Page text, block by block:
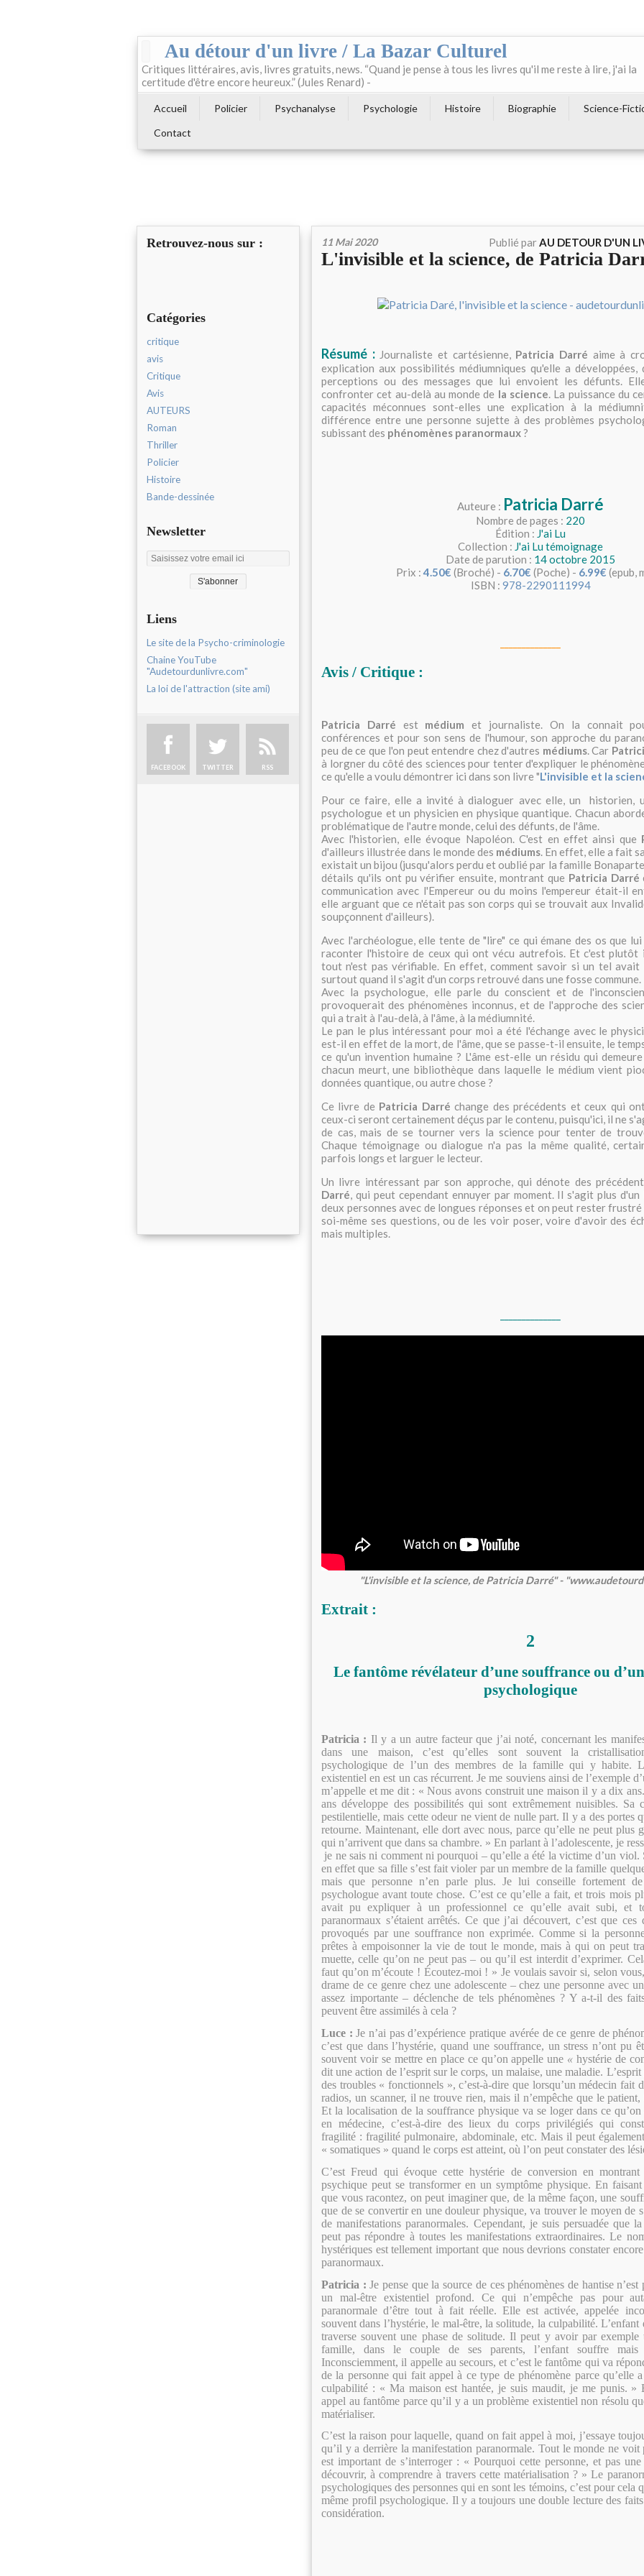
Au détour d'un livre / La Bazar Culturel
Critiques littéraires, avis, livres gratuits, news. “Quand je pense à tous les livres qu'il me reste à lire, j'ai la
certitude d'être encore heureux.” (Jules Renard) -
Accueil Policier Psychanalyse Psychologie Histoire Biographie Science-
Contact
Retrouvez-nous sur :
Catégories
critique
avis
Critique
Avis
AUTEURS
Roman
Thriller
Policier
Histoire
Bande-dessinée
Newsletter
Liens
Le site de la Psycho-criminologie
Chaine YouTube
"Audetourdunlivre.com"
La loi de l'attraction (site ami)
FACEBOOK TWITTER RSS
11 Mai 2020 Publié parAU DETOUR D'UN
L'invisible et la science, de Patricia
Résumé :Journaliste et cartésienne, Patricia Darré aime à
explication aux possibilités médiumniques qu'elle a développées,
perceptions ou des messages que lui envoient les défunts.
confronter cet au-delà au monde de la science. La puissance du
capacités méconnues sont-elles une explication à la
différence entre une personne sujette à des problèmes
subissant des phénomènes paranormaux ?
Auteure : Patricia Darré
Nombre de pages : 220
Édition : J'ai Lu
Collection : J'ai Lu témoignage
Date de parution : 14 octobre 2015
Prix :4.50€ (Broché) - 6.70€ (Poche) - 6.99€ (epub,
ISBN : 978-2290111994
Avis / Critique :
Patricia Darré est médium et journaliste. On la connait
conférences et pour son sens de l'humour, son approche du
peu de ce que l'on peut entendre chez d'autres médiums. Car
à lorgner du côté des sciences pour tenter d'expliquer le
ce qu'elle a voulu démontrer ici dans son livre "L'invisible et la
Pour ce faire, elle a invité à dialoguer avec elle, un historien,
psychologue et un physicien en physique quantique. Chacun
problématique de l'autre monde, celui des défunts, de l'âme.
Avec l'historien, elle évoque Napoléon. C'est en effet ainsi que
d'ailleurs illustrée dans le monde des médiums. En effet, elle a fait
existait un bijou (jusqu'alors perdu et oublié par la famille
détails qu'ils ont pu vérifier ensuite, montrant que Patricia Darré
communication avec l'Empereur ou du moins l'empereur était-il
elle arguant que ce n'était pas son corps qui se trouvait aux
soupçonnent d'ailleurs).
Avec l'archéologue, elle tente de "lire" ce qui émane des os que
raconter l'histoire de ceux qui ont vécu autrefois. Et c'est plutôt
tout n'est pas vérifiable. En effet, comment savoir si un tel
surtout quand il s'agit d'un corps retrouvé dans une fosse commune.
Avec la psychologue, elle parle du conscient et de
provoquerait des phénomènes inconnus, et de l'approche des
qui a trait à l'au-delà, à l'âme, à la médiumnité.
Le pan le plus intéressant pour moi a été l'échange avec le
est-il en effet de la mort, de l'âme, que se passe-t-il ensuite, le
ce qu'un invention humaine ? L'âme est-elle un résidu qui
chacun meurt, une bibliothèque dans laquelle le médium vient
données quantique, ou autre chose ?
Ce livre de Patricia Darré change des précédents et ceux qui
ceux-ci seront certainement déçus par le contenu, puisqu'ici, il ne
de cas, mais de se tourner vers la science pour tenter de
Chaque témoignage ou dialogue n'a pas la même qualité,
parfois longs et larguer le lecteur.
Un livre intéressant par son approche, qui dénote des
Darré, qui peut cependant ennuyer par moment. Il s'agit plus
deux personnes avec de longues réponses et on peut rester
soi-même ses questions, ou de les voir poser, voire d'avoir des
mais multiples.
"L'invisible et la science, de Patricia Darré" -
Extrait :
2
Le fantôme révélateur d’une souffrance ou
psychologique
Patricia : Il y a un autre facteur que j’ai noté, concernant les
dans une maison, c’est qu’elles sont souvent la
psychologique de l’un des membres de la famille qui y habite.
existentiel en est un cas récurrent. Je me souviens ainsi de l’exemple
m’appelle et me dit : « Nous avons construit une maison il y a dix
ans développe des possibilités qui sont extrêmement nuisibles. Sa
pestilentielle, mais cette odeur ne vient de nulle part. Il y a des portes
retourne. Maintenant, elle dort avec nous, parce qu’elle ne peut plus
qui n’arrivent que dans sa chambre. » En parlant à l’adolescente, je
je ne sais ni comment ni pourquoi – qu’elle a été la victime d’un viol.
en effet que sa fille s’est fait violer par un membre de la famille
mais que personne n’en parle plus. Je lui conseille fortement
psychologue avant toute chose. C’est ce qu’elle a fait, et trois mois
avait pu expliquer à un professionnel ce qu’elle avait subi, et
paranormaux s’étaient arrêtés. Ce que j’ai découvert, c’est que ces
provoqués par une souffrance non exprimée. Comme si la
prêtes à empoisonner la vie de tout le monde, mais à qui on peut
muette, celle qu’on ne peut pas – ou qu’il est interdit d’exprimer.
faut qu’on m’écoute ! Écoutez-moi ! » Je voulais savoir si, selon
drame de ce genre chez une adolescente – chez une personne avec
assez importante – déclenche de tels phénomènes ? Y a-t-il des
peuvent être assimilés à cela ?
Luce : Je n’ai pas d’expérience pratique avérée de ce genre de
c’est que dans l’hystérie, quand une souffrance, un stress n’ont pu
souvent voir se mettre en place ce qu’on appelle une «hystérie de
dit une action de l’esprit sur le corps, un malaise, une maladie.
des troubles « fonctionnels », c’est-à-dire que lorsqu’un médecin fait
radios, un scanner, il ne trouve rien, mais il n’empêche que le
Et la localisation de la souffrance physique va se loger dans ce
en médecine, c’est-à-dire des lieux du corps privilégiés qui
fragilité : fragilité pulmonaire, abdominale, etc. Mais il peut
« somatiques » quand le corps est atteint, où l’on peut constater des
C’est Freud qui évoque cette hystérie de conversion en
psychique peut se transformer en un symptôme physique. En
que vous racontez, on peut imaginer que, de la même façon, une
que de se convertir en une douleur physique, va trouver le moyen de
de manifestations paranormales. Cependant, je suis persuadée que
peut pas répondre à toutes les manifestations extraordinaires. Le
hystériques est tellement important que nous devrions constater
paranormaux.
Patricia :Je pense que la source de ces phénomènes de hantise n’est
un mal-être existentiel profond. Ce qui n’empêche pas pour
paranormale d’être tout à fait réelle. Elle est activée, appelée
souvent dans l’hystérie, le mal-être, la solitude, la culpabilité.
traverse souvent une phase de solitude. Il peut y avoir par exemple
famille, dans le couple de ses parents, l’enfant souffre mais
Inconsciemment, il appelle au secours, et c’est le fantôme qui va
de la personne qui fait appel à ce type de phénomène parce qu’elle
culpabilité : « Ma maison est hantée, je suis maudit, je me punis. »
appel au fantôme parce qu’il y a un problème existentiel non résolu
matérialiser.
C’est la raison pour laquelle, quand on fait appel à moi, j’essaye
qu’il y a derrière la manifestation paranormale. Tout le monde ne voit
est important de s’interroger : « Pourquoi cette personne, et pas
découvrir, à comprendre à travers cette matérialisation ? » Le
psychologiques des personnes qui en sont les témoins, c’est pour cela
même profil psychologique. Il y a toujours une double lecture des
considération.